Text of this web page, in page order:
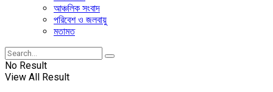
আঞ্চলিক সংবাদ
পরিবেশ ও জলবায়ু
মতামত
No Result
View All Result